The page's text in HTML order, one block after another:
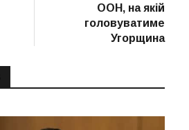
ООН, на якій
головуватиме
Угорщина